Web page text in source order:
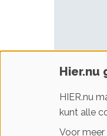
Hier.nu
HIER.nu
kunt alle
Voor